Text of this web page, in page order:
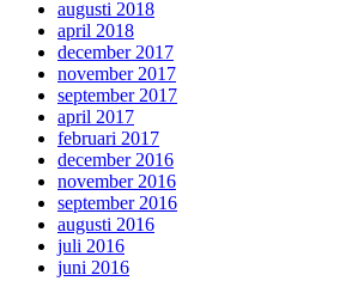
augusti 2018
april 2018
december 2017
november 2017
september 2017
april 2017
februari 2017
december 2016
november 2016
september 2016
augusti 2016
juli 2016
juni 2016